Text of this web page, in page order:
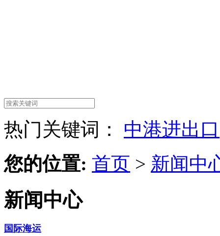
热门关键词： 中港进出口
您的位置: 首页 > 新闻中
新闻中心
国际海运